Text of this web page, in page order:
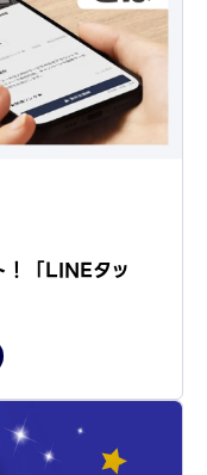
！「LINEタッ